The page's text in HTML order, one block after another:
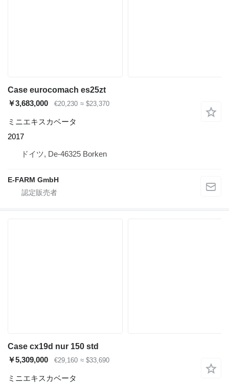
Case eurocomach es25zt
￥3,683,000
€20,230 ≈ $23,370
ミニエキスカベータ
2017
ドイツ, De-46325 Borken
E-FARM GmbH
Case cx19d nur 150 std
￥5,309,000
€29,160 ≈ $33,690
ミニエキスカベータ